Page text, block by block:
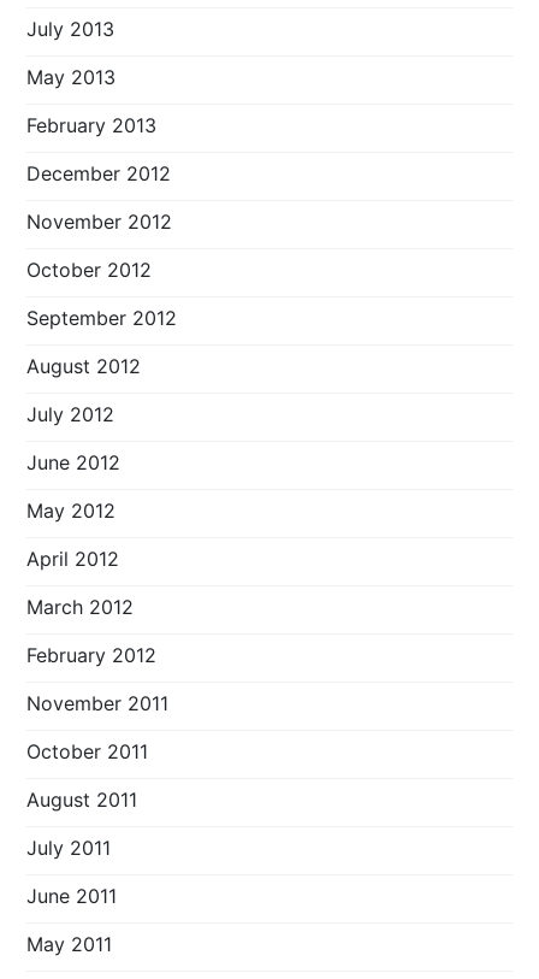
July 2013
May 2013
February 2013
December 2012
November 2012
October 2012
September 2012
August 2012
July 2012
June 2012
May 2012
April 2012
March 2012
February 2012
November 2011
October 2011
August 2011
July 2011
June 2011
May 2011